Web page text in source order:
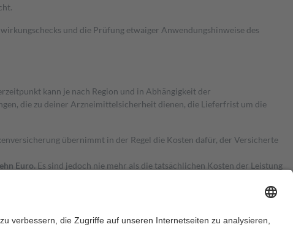
und die Prüfung etwaiger Anwendungshinweise des
kann je nach Region und in Abhängigkeit der
die zu deiner Arzneimittelsicherheit dienen, die Lieferfrist um die
übernimmt in der Regel die Kosten dafür, der Versicherte
Euro. Es sind jedoch nie mehr als die tatsächlichen Kosten der Leistung
keine Zuzahlungen an bei: